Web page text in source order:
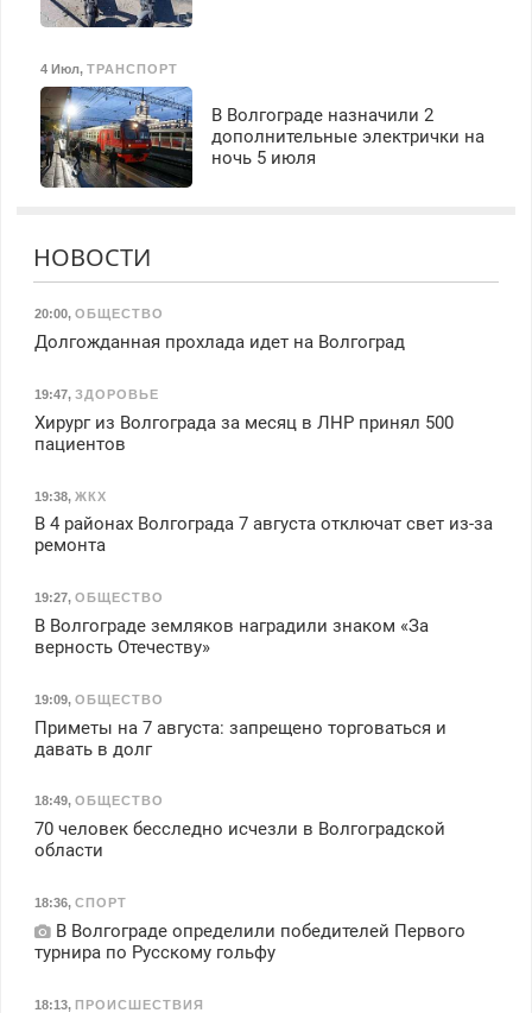
4 Июл, ТРАНСПОРТ
В Волгограде назначили 2
дополнительные электрички на
ночь 5 июля
НОВОСТИ
20:00, ОБЩЕСТВО
Долгожданная прохлада идет на Волгоград
19:47, ЗДОРОВЬЕ
Хирург из Волгограда за месяц в ЛНР принял 500
пациентов
19:38, ЖКХ
В 4 районах Волгограда 7 августа отключат свет из-за
ремонта
19:27, ОБЩЕСТВО
В Волгограде земляков наградили знаком «За
верность Отечеству»
19:09, ОБЩЕСТВО
Приметы на 7 августа: запрещено торговаться и
давать в долг
18:49, ОБЩЕСТВО
70 человек бесследно исчезли в Волгоградской
области
18:36, СПОРТ
В Волгограде определили победителей Первого
турнира по Русскому гольфу
18:13, ПРОИСШЕСТВИЯ